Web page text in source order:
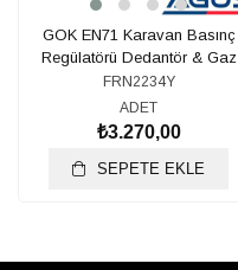
GOK EN71 Karavan Basınç
Regülatörü Dedantör & Gaz
Hortumu 30 mbar G12
FRN2234Y
ADET
₺3.270,00
SEPETE EKLE